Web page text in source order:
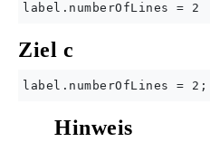
Ziel c
Hinweis